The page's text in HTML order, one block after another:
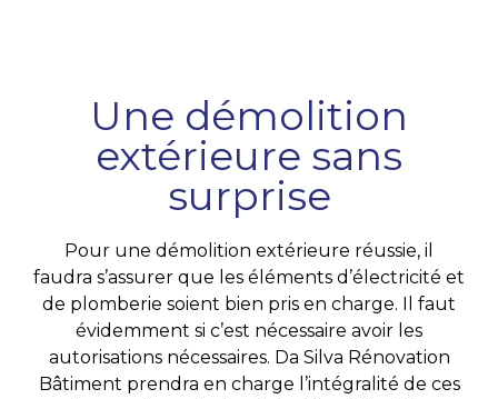
Une démolition
extérieure sans
surprise
Pour une démolition extérieure réussie, il
faudra s’assurer que les éléments d’électricité et
de plomberie soient bien pris en charge. Il faut
évidemment si c’est nécessaire avoir les
autorisations nécessaires. Da Silva Rénovation
Bâtiment prendra en charge l’intégralité de ces